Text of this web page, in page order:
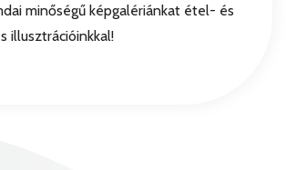
minőségű képgalériánkat étel- és
illusztrációinkkal!